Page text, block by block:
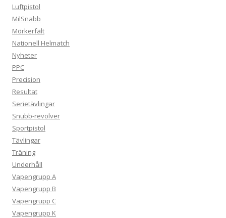
Luftpistol
MilSnabb
Mörkerfält
Nationell Helmatch
Nyheter
PPC
Precision
Resultat
Serietävlingar
Snubb-revolver
Sportpistol
Tävlingar
Träning
Underhåll
Vapengrupp A
Vapengrupp B
Vapengrupp C
Vapengrupp K